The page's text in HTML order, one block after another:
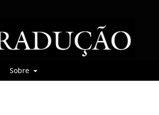
Sobre